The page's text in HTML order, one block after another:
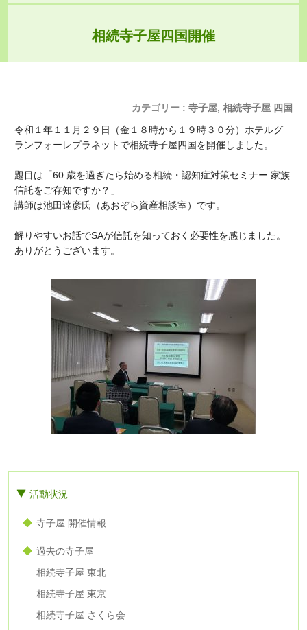
相続寺子屋四国開催
カテゴリー : 寺子屋, 相続寺子屋 四国
令和１年１１月２９日（金１８時から１９時３０分）ホテルグ
ランフォーレプラネットで相続寺子屋四国を開催しました。
題目は「60 歳を過ぎたら始める相続・認知症対策セミナー 家族
信託をご存知ですか？」
講師は池田達彦氏（あおぞら資産相談室）です。
解りやすいお話でSAが信託を知っておく必要性を感じました。
ありがとうございます。
活動状況
寺子屋 開催情報
過去の寺子屋
相続寺子屋 東北
相続寺子屋 東京
相続寺子屋 さくら会